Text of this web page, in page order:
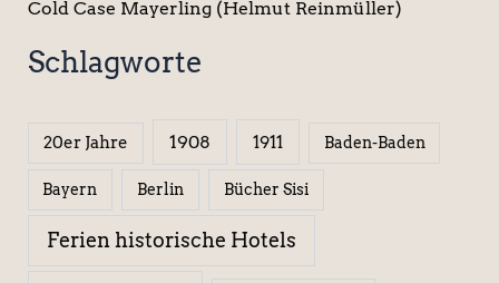
Cold Case Mayerling (Helmut Reinmüller)
Schlagworte
20er Jahre 1908 1911 Baden-Baden
Bayern Berlin Bücher Sisi
Ferien historische Hotels